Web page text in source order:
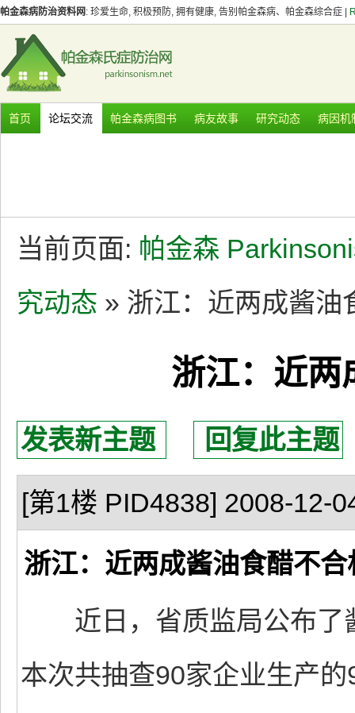
帕金森病防治资料网 : 珍爱生命, 积极预防, 拥有健康, 告别帕金森病、帕金森综合症 |
首页 论坛交流 帕金森病图书 病友故事 研究动态 病因机
当前页面: 帕金森
究动态 » 浙江：近两成酱油
浙江：近两
发表新主题 回复此主题
[第1楼 PID4838] 2008-12-
浙江：近两成酱油食醋不合
近日，省质监局公布了
本次共抽查90家企业生产